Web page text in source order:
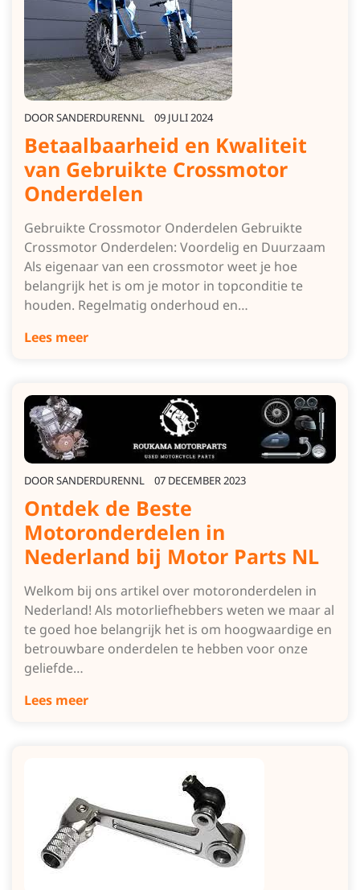
DOORSANDERDURENNL 09 JULI 2024
Betaalbaarheid en Kwaliteit
van Gebruikte Crossmotor
Onderdelen
Gebruikte Crossmotor Onderdelen Gebruikte
Crossmotor Onderdelen: Voordelig en Duurzaam
Als eigenaar van een crossmotor weet je hoe
belangrijk het is om je motor in topconditie te
houden. Regelmatig onderhoud en…
Lees meer
DOORSANDERDURENNL 07 DECEMBER 2023
Ontdek de Beste
Motoronderdelen in
Nederland bij Motor Parts NL
Welkom bij ons artikel over motoronderdelen in
Nederland! Als motorliefhebbers weten we maar al
te goed hoe belangrijk het is om hoogwaardige en
betrouwbare onderdelen te hebben voor onze
geliefde…
Lees meer